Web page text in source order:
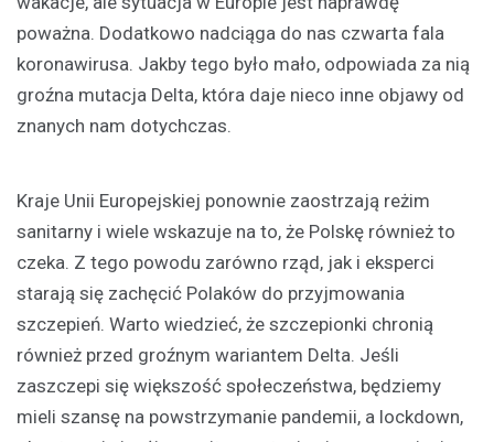
poważna. Dodatkowo nadciąga do nas czwarta fala
koronawirusa. Jakby tego było mało, odpowiada za nią
groźna mutacja Delta, która daje nieco inne objawy od
znanych nam dotychczas.
Kraje Unii Europejskiej ponownie zaostrzają reżim
sanitarny i wiele wskazuje na to, że Polskę również to
czeka. Z tego powodu zarówno rząd, jak i eksperci
starają się zachęcić Polaków do przyjmowania
szczepień. Warto wiedzieć, że szczepionki chronią
również przed groźnym wariantem Delta. Jeśli
zaszczepi się większość społeczeństwa, będziemy
mieli szansę na powstrzymanie pandemii, a lockdown,